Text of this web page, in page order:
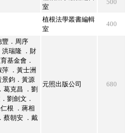
室
500
植根法學叢書編輯
室
400
豐．周序
洪瑞隆 ．財
基金會．
．黃士洲
景鈞．黃源
葛克昌 ．劉
劉劍文．
根 ．蔣相
蔡朝安 ．戴
元照出版公司 680